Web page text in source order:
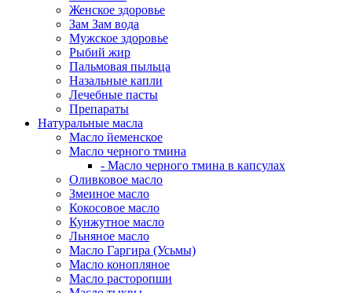
Женское здоровье
Зам Зам вода
Мужское здоровье
Рыбий жир
Пальмовая пыльца
Назальные капли
Лечебные пасты
Препараты
Натуральные масла
Масло йеменское
Масло черного тмина
- Масло черного тмина в капсулах
Оливковое масло
Змеиное масло
Кокосовое масло
Кунжутное масло
Льняное масло
Масло Гаргира (Усьмы)
Масло конопляное
Масло расторопши